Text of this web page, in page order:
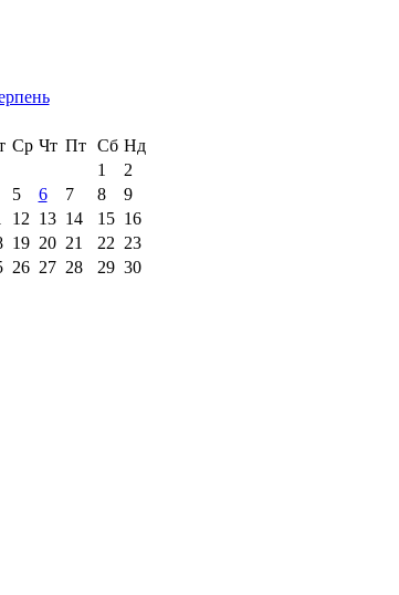
Ср Чт Пт Сб Нд
1
2
5 6 7 8
9
12 13 14 15 16
19 20 21 22 23
26 27 28 29 30